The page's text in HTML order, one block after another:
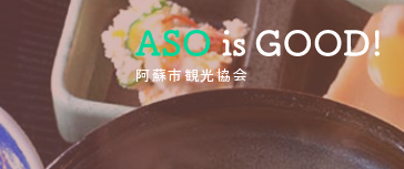
阿蘇市観光協会